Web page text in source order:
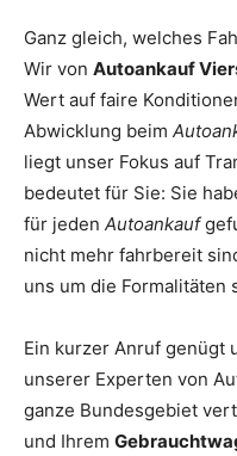
Ganz gleich, welches
Wir von Autoankauf
Wert auf faire
Abwicklung beim
liegt unser Fokus auf
bedeutet für Sie: Sie
für jeden Autoankauf
nicht mehr fahrbereit
uns um die Formalitäten
Ein kurzer Anruf genügt
unserer Experten von
ganze Bundesgebiet
und Ihrem